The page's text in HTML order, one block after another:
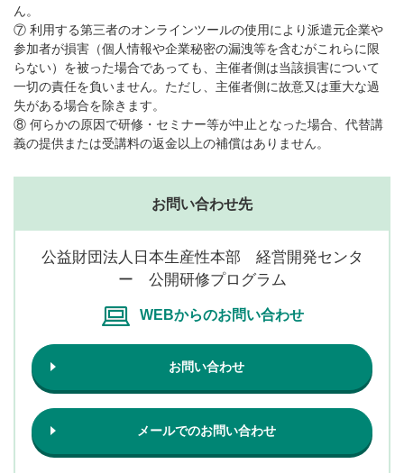
ん。
⑦ 利用する第三者のオンラインツールの使用により派遣元企業や
参加者が損害（個人情報や企業秘密の漏洩等を含むがこれらに限
らない）を被った場合であっても、主催者側は当該損害について
一切の責任を負いません。ただし、主催者側に故意又は重大な過
失がある場合を除きます。
⑧ 何らかの原因で研修・セミナー等が中止となった場合、代替講
義の提供または受講料の返金以上の補償はありません。
お問い合わせ先
公益財団法人日本生産性本部 経営開発センタ
ー 公開研修プログラム
WEBからのお問い合わせ
お問い合わせ
メールでのお問い合わせ